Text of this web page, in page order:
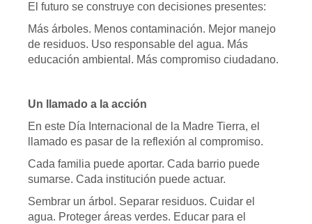
El futuro se construye con decisiones presentes:
Más árboles. Menos contaminación. Mejor manejo
de residuos. Uso responsable del agua. Más
educación ambiental. Más compromiso ciudadano.
Un llamado a la acción
En este Día Internacional de la Madre Tierra, el
llamado es pasar de la reflexión al compromiso.
Cada familia puede aportar. Cada barrio puede
sumarse. Cada institución puede actuar.
Sembrar un árbol. Separar residuos. Cuidar el
agua. Proteger áreas verdes. Educar para el